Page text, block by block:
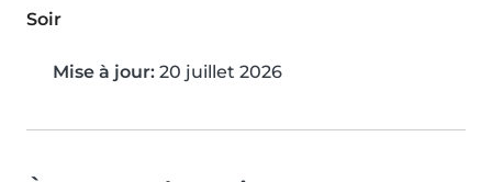
Soir
Mise à jour: 20 juillet 2026